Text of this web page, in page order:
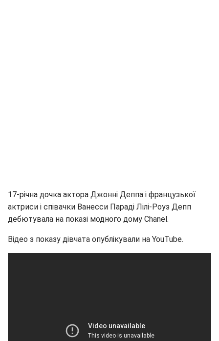
17-річна дочка актора Джонні Деппа і французької
актриси і співачки Ванесси Параді Лілі-Роуз Депп
дебютувала на показі модного дому Chanel.
Відео з показу дівчата опублікували на YouTube.